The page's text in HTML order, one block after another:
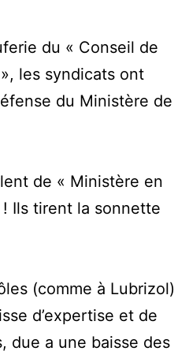
du « Conseil de
les syndicats ont
du Ministère de
de « Ministère en
Ils tirent la sonnette
(comme à Lubrizol)
d’expertise et de
due a une baisse des